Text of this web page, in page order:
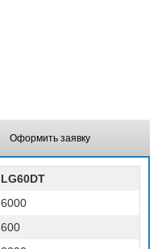
Оформить заявку
LG60DT
6000
600